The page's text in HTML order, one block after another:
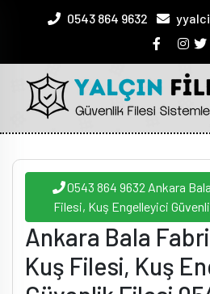
0543 864 9632
0543 864 9632 Ankara
Filesi, Kuş Engelleyici
Ankara Bala
Kuş Filesi, Kuş